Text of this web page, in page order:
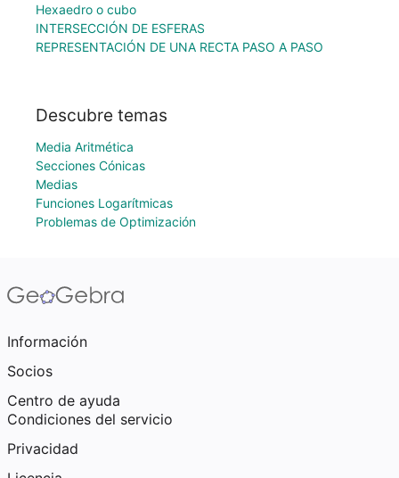
Hexaedro o cubo
INTERSECCIÓN DE ESFERAS
REPRESENTACIÓN DE UNA RECTA PASO A PASO
Descubre temas
Media Aritmética
Secciones Cónicas
Medias
Funciones Logarítmicas
Problemas de Optimización
Información
Socios
Centro de ayuda
Condiciones del servicio
Privacidad